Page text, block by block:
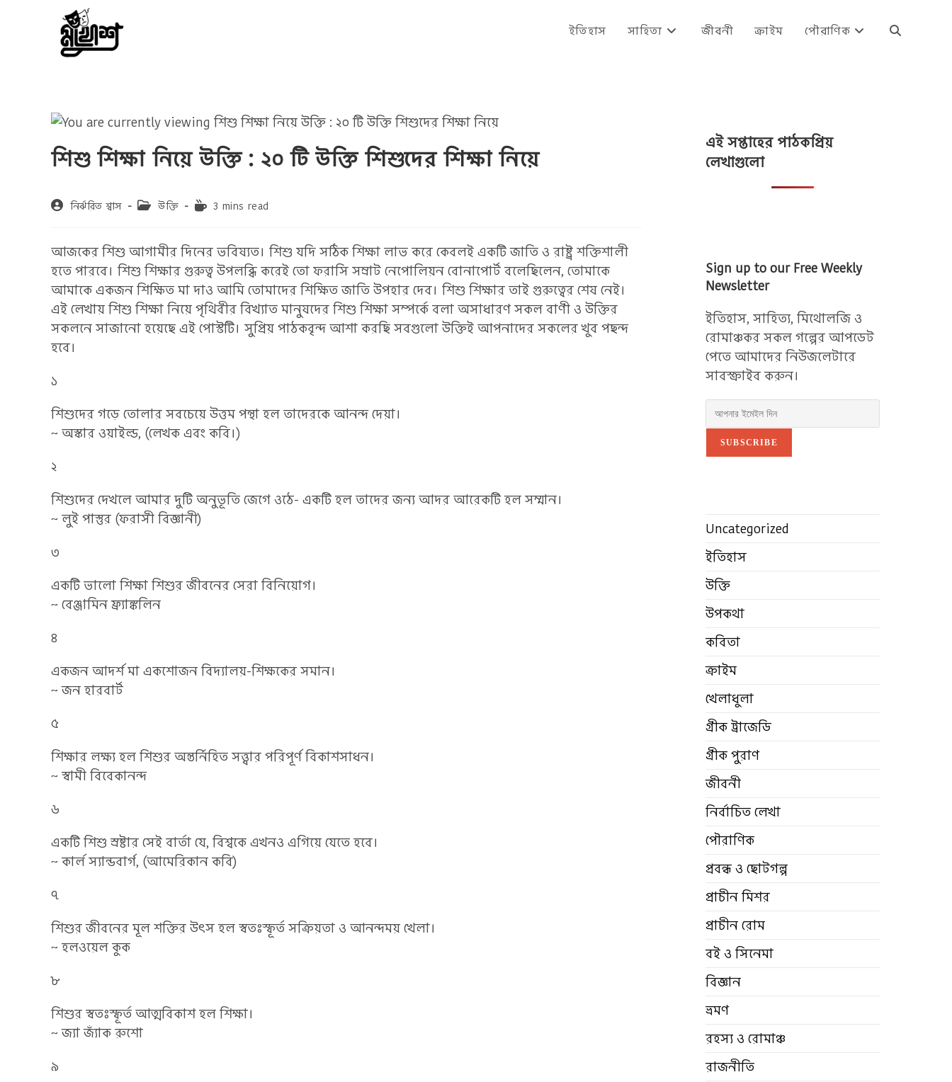
ইতিহাস সাহিত্য জীবনী ক্রাইম পৌরাণিক Toggle
শিশু শিক্ষা নিয়ে উক্তি : ২০ টি উক্তি শিশুদের শিক্ষা নিয়ে
Postনির্ঝরিত শ্বাস
Postউক্তি
Reading3 mins read
আজকের শিশু আগামীর দিনের ভবিষ্যত। শিশু যদি সঠিক শিক্ষা লাভ করে কেবলই একটি জাতি ও রাষ্ট্র শক্তিশালী
হতে পারবে। শিশু শিক্ষার গুরুত্ব উপলব্ধি করেই তো ফরাসি সম্রাট নেপোলিয়ন বোনাপোর্ট বলেছিলেন, তোমাকে
আমাকে একজন শিক্ষিত মা দাও আমি তোমাদের শিক্ষিত জাতি উপহার দেব। শিশু শিক্ষার তাই গুরুত্বের শেষ নেই।
এই লেখায় শিশু শিক্ষা নিয়ে পৃথিবীর বিখ্যাত মানুষদের শিশু শিক্ষা সম্পর্কে বলা অসাধারণ সকল বাণী ও উক্তির
সকলনে সাজানো হয়েছে এই পোস্টটি। সুপ্রিয় পাঠকবৃন্দ আশা করছি সবগুলো উক্তিই আপনাদের সকলের খুব পছন্দ
হবে।
১
শিশুদের গড়ে তোলার সবচেয়ে উত্তম পন্থা হল তাদেরকে আনন্দ দেয়া।
~ অস্কার ওয়াইল্ড, (লেখক এবং কবি।)
২
শিশুদের দেখলে আমার দুটি অনুভূতি জেগে ওঠে- একটি হল তাদের জন্য আদর আরেকটি হল সম্মান।
~ লুই পাস্তুর (ফরাসী বিজ্ঞানী)
৩
একটি ভালো শিক্ষা শিশুর জীবনের সেরা বিনিয়োগ।
~ বেঞ্জামিন ফ্র্যাঙ্কলিন
৪
একজন আদর্শ মা একশোজন বিদ্যালয়-শিক্ষকের সমান।
~ জন হারবার্ট
৫
শিক্ষার লক্ষ্য হল শিশুর অন্তর্নিহিত সত্ত্বার পরিপূর্ণ বিকাশসাধন।
~ স্বামী বিবেকানন্দ
৬
একটি শিশু স্রষ্টার সেই বার্তা যে, বিশ্বকে এখনও এগিয়ে যেতে হবে।
~ কার্ল স্যান্ডবার্গ, (আমেরিকান কবি)
৭
শিশুর জীবনের মূল শক্তির উৎস হল স্বতঃস্ফূর্ত সক্রিয়তা ও আনন্দময় খেলা।
~ হলওয়েল কুক
৮
শিশুর স্বতঃস্ফূর্ত আত্মবিকাশ হল শিক্ষা।
~ জ্যা জ্যাঁক রুশো
৯
এই সপ্তাহের পাঠকপ্রিয়
লেখাগুলো
Sign up to our Free Weekly
Newsletter
ইতিহাস, সাহিত্য, মিথোলজি ও
রোমাঞ্চকর সকল গল্পের আপডেট
পেতে আমাদের নিউজলেটারে
সাবস্ক্রাইব করুন।
SUBSCRIBE
Uncategorized
ইতিহাস
উক্তি
উপকথা
কবিতা
ক্রাইম
খেলাধুলা
গ্রীক ট্রাজেডি
গ্রীক পুরাণ
জীবনী
নির্বাচিত লেখা
পৌরাণিক
প্রবন্ধ ও ছোটগল্প
প্রাচীন মিশর
প্রাচীন রোম
বই ও সিনেমা
বিজ্ঞান
ভ্রমণ
রহস্য ও রোমাঞ্চ
রাজনীতি